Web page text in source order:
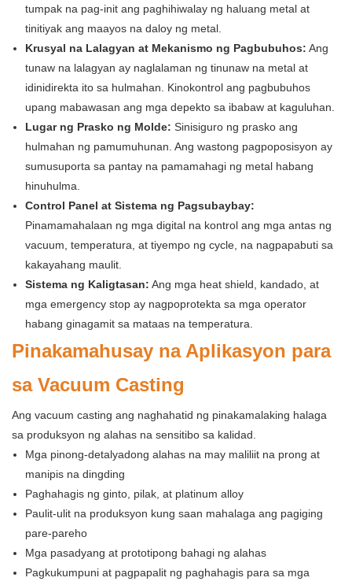
tumpak na pag-init ang paghihiwalay ng haluang metal at
tinitiyak ang maayos na daloy ng metal.
Krusyal na Lalagyan at Mekanismo ng Pagbubuhos: Ang
tunaw na lalagyan ay naglalaman ng tinunaw na metal at
idinidirekta ito sa hulmahan. Kinokontrol ang pagbubuhos
upang mabawasan ang mga depekto sa ibabaw at kaguluhan.
Lugar ng Prasko ng Molde: Sinisiguro ng prasko ang
hulmahan ng pamumuhunan. Ang wastong pagpoposisyon ay
sumusuporta sa pantay na pamamahagi ng metal habang
hinuhulma.
Control Panel at Sistema ng Pagsubaybay:
Pinamamahalaan ng mga digital na kontrol ang mga antas ng
vacuum, temperatura, at tiyempo ng cycle, na nagpapabuti sa
kakayahang maulit.
Sistema ng Kaligtasan: Ang mga heat shield, kandado, at
mga emergency stop ay nagpoprotekta sa mga operator
habang ginagamit sa mataas na temperatura.
Pinakamahusay na Aplikasyon para
sa Vacuum Casting
Ang vacuum casting ang naghahatid ng pinakamalaking halaga
sa produksyon ng alahas na sensitibo sa kalidad.
Mga pinong-detalyadong alahas na may maliliit na prong at
manipis na dingding
Paghahagis ng ginto, pilak, at platinum alloy
Paulit-ulit na produksyon kung saan mahalaga ang pagiging
pare-pareho
Mga pasadyang at prototipong bahagi ng alahas
Pagkukumpuni at pagpapalit ng paghahagis para sa mga